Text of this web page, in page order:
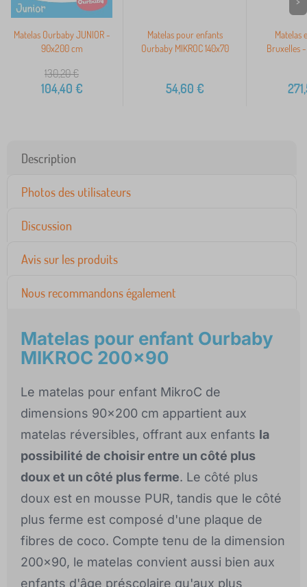
Matelas Ourbaby JUNIOR -
90x200 cm
130,20€
104,40 €
Matelas pour enfants
Ourbaby MIKROC 140x70
54,60 €
Matelas
Bruxelles
Description
Photos des utilisateurs
Discussion
Avis sur les produits
Nous recommandons également
Matelas pour enfant Ourbaby
MIKROC 200x90
Le matelas pour enfant MikroC de
dimensions 90x200 cm appartient aux
matelas réversibles, offrant aux enfants la
possibilité de choisir entre un côté plus
doux et un côté plus ferme. Le côté plus
doux est en mousse PUR, tandis que le côté
plus ferme est composé d'une plaque de
fibres de coco. Compte tenu de la dimension
200x90, le matelas convient aussi bien aux
enfants d'âge préscolaire qu'aux plus